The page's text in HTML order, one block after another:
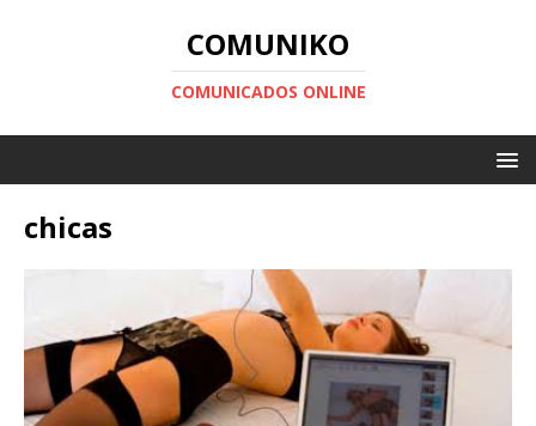
COMUNIKO
COMUNICADOS ONLINE
chicas